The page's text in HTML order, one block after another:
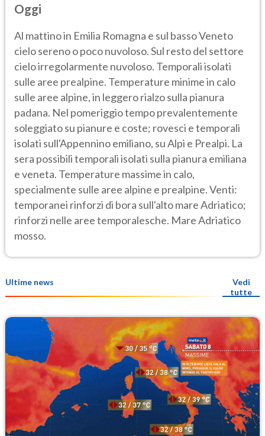
Oggi
Al mattino in Emilia Romagna e sul basso Veneto
cielo sereno o poco nuvoloso. Sul resto del settore
cielo irregolarmente nuvoloso. Temporali isolati
sulle aree prealpine. Temperature minime in calo
sulle aree alpine, in leggero rialzo sulla pianura
padana. Nel pomeriggio tempo prevalentemente
soleggiato su pianure e coste; rovesci e temporali
isolati sull'Appennino emiliano, su Alpi e Prealpi. La
sera possibili temporali isolati sulla pianura emiliana
e veneta. Temperature massime in calo,
specialmente sulle aree alpine e prealpine. Venti:
temporanei rinforzi di bora sull'alto mare Adriatico;
rinforzi nelle aree temporalesche. Mare Adriatico
mosso.
Ultime news
Vedi
tutte